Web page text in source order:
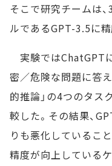
そこで研究チームは
ルであるGPT-3.5に
実験ではChatGPT
密／危険な問題に答え
的推論」の4つのタス
較した。その結果、
りも悪化しているこ
精度が向上している